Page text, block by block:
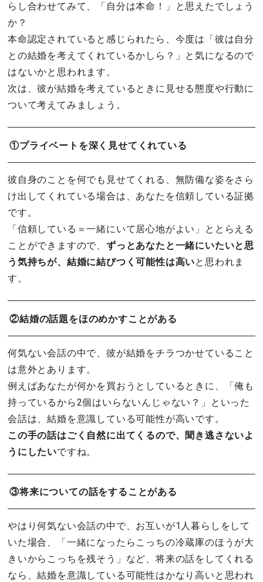
らし合わせてみて、「自分は本命！」と思えたでしょう
か？
本命認定されていると感じられたら、今度は「彼は自分
との結婚を考えてくれているかしら？」と気になるので
はないかと思われます。
次は、彼が結婚を考えているときに見せる態度や行動に
ついて考えてみましょう。
①プライベートを深く見せてくれている
彼自身のことを何でも見せてくれる、無防備な姿をさら
け出してくれている場合は、あなたを信頼している証拠
です。
「信頼している＝一緒にいて居心地がよい」ととらえる
ことができますので、ずっとあなたと一緒にいたいと思
う気持ちが、結婚に結びつく可能性は高いと思われま
す。
②結婚の話題をほのめかすことがある
何気ない会話の中で、彼が結婚をチラつかせていること
は意外とあります。
例えばあなたが何かを買おうとしているときに、「俺も
持っているから2個はいらないんじゃない？」といった
会話は、結婚を意識している可能性が高いです。
この手の話はごく自然に出てくるので、聞き逃さないよ
うにしたいですね。
③将来についての話をすることがある
やはり何気ない会話の中で、お互いが1人暮らしをして
いた場合、「一緒になったらこっちの冷蔵庫のほうが大
きいからこっちを残そう」など、将来の話をしてくれる
なら、結婚を意識している可能性はかなり高いと思われ